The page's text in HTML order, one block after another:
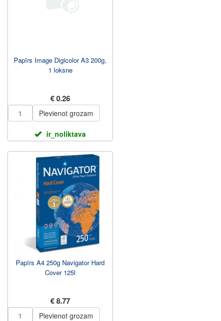
Papīrs Image Digicolor A3 200g,
1 loksne
€ 0.26
Pievienot grozam
ir_noliktava
Papīrs A4 250g Navigator Hard
Cover 125l
€ 8.77
Pievienot grozam